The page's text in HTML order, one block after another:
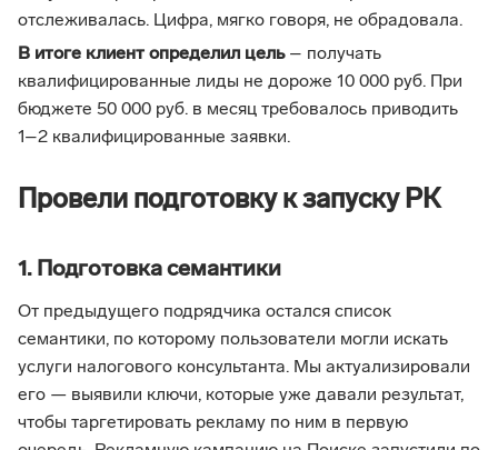
отслеживалась. Цифра, мягко говоря, не обрадовала.
В итоге клиент определил цель– получать
квалифицированные лиды не дороже 10 000 руб. При
бюджете 50 000 руб. в месяц требовалось приводить
1–2 квалифицированные заявки.
Провели подготовку к запуску РК
1. Подготовка семантики
От предыдущего подрядчика остался список
семантики, по которому пользователи могли искать
услуги налогового консультанта. Мы актуализировали
его — выявили ключи, которые уже давали результат,
чтобы таргетировать рекламу по ним в первую